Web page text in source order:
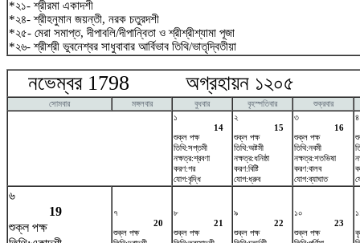
*২১- শ্রীরমা একাদশী
*২৪- শ্রীহনুমান জয়ন্তী, নরক চতুরদশী
*২৫- মেরা সমাপ্ত, দীপাবলি/দীপান্বিতা ও শ্রীশ্রীশ্যামা পূজা
*২৬- শ্রীশ্রী ভুবনেশ্বর সাধুবাবার আর্বিভাব তিথি/ভাতৃদ্বিতীয়া
নভেম্বর 1798 অগ্রহায়ন ১২০৫
সোমবার মঙ্গলবার বুধবার বৃহস্পতিবার
শুক্রবার
১
14
শুক্ল পক্ষ
তিথি:সপ্তমী
নক্ষত্র:শ্রবণা
করণ:গর
যোগ:বৃদ্ধি
২
15
শুক্ল পক্ষ
তিথি:অষ্টমী
নক্ষত্র:ধনিষ্ঠা
করণ:বিষ্টি
যোগ:ধ্রুব
৩
16
শুক্ল পক্ষ
তিথি:নবমী
নক্ষত্র:শতভিষ‌া
করণ:বালব
যোগ:ব্যাঘাত
৪
৬
19
শুক্ল পক্ষ
৭
20
শুক্ল পক্ষ
৮
21
শুক্ল পক্ষ
৯
22
শুক্ল পক্ষ
১০
23
শুক্ল পক্ষ